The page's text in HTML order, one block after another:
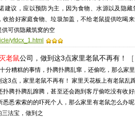
建议，应以预防为主，因为食物、水源以及隐
收拾好家庭食物、垃圾加盖，不给老鼠提供吃喝
可供隐藏筑窝的空
yfdcx_1.html
老鼠公司，做到这3点家里老鼠不再有！
糟糕的事情，扑腾扑腾乱窜，还偷吃，那么家
这3点，家里老鼠不再有！ 家里天花板上有老鼠
扑腾扑腾乱蹿腾，甚至还会跑到客厅偷吃没有收
悉悉索索的的吓死个人，那么家里有老鼠怎么办
法宝，做到之